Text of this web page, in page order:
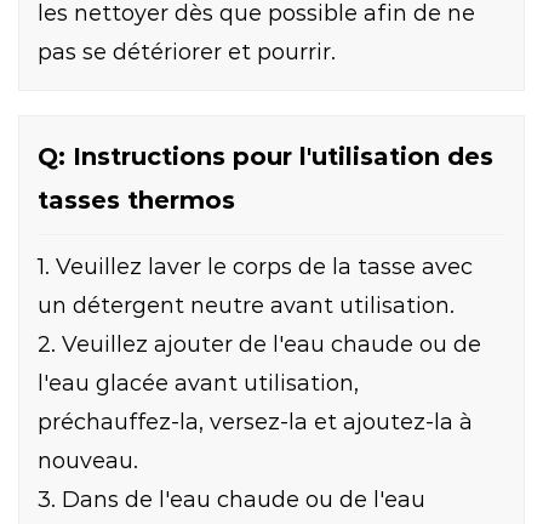
les nettoyer dès que possible afin de ne
pas se détériorer et pourrir.
Q: Instructions pour l'utilisation des
tasses thermos
1. Veuillez laver le corps de la tasse avec
un détergent neutre avant utilisation.
2. Veuillez ajouter de l'eau chaude ou de
l'eau glacée avant utilisation,
préchauffez-la, versez-la et ajoutez-la à
nouveau.
3. Dans de l'eau chaude ou de l'eau